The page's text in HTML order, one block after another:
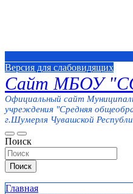
Версия для слабовидящих
Сайт МБОУ
Официальный сайт
учреждения "Средняя
г.Шумерля Чувашской
Поиск
Поиск
Главная